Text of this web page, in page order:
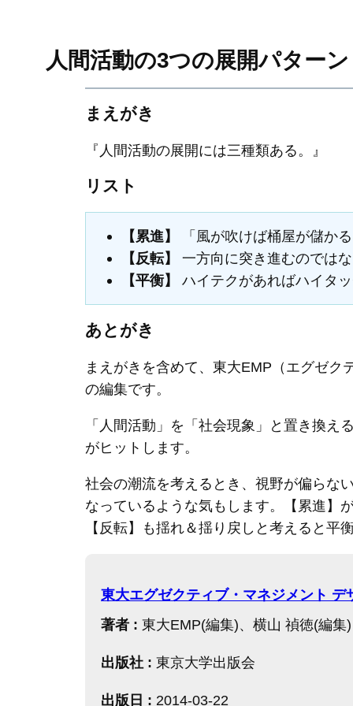
人間活動の3つの展開パター
まえがき
『人間活動の展開には三種類ある。』
リスト
【累進】
「風が吹けば桶屋が儲か
【反転】
一方向に突き進むのでは
【平衡】
ハイテクがあればハイタ
あとがき
まえがきを含めて、東大EMP（エグゼ
の編集です。
「人間活動」を「社会現象」と置き換
がヒットします。
社会の潮流を考えるとき、視野が偏らな
なっているような気もします。【累進】
【反転】も揺れ＆揺り戻しと考えると
東大エグゼクティブ・マネジメント デ
著者 : 東大EMP(編集)、横山 禎徳(編集)
出版社 : 東京大学出版会
出版日 : 2014-03-22